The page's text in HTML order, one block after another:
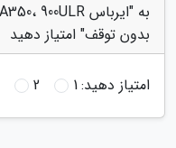
بدون توقف" امتیاز دهید
امتیاز دهید:1
2